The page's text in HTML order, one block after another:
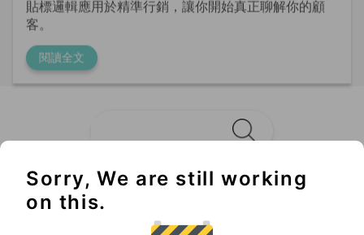
閱讀全文
Sorry, We are still working
on this.